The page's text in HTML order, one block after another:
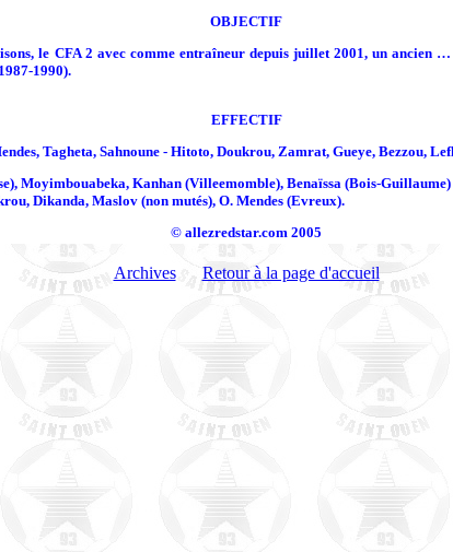
OBJECTIF
le CFA 2 avec comme entraîneur depuis juillet 2001, un ancien
1990).
EFFECTIF
Tagheta, Sahnoune - Hitoto, Doukrou, Zamrat, Gueye, Bezzou,
Moyimbouabeka, Kanhan (Villeemomble), Benaïssa (Bois-Guillaume)
Dikanda, Maslov (non mutés), O. Mendes (Evreux).
© allezredstar.com 2005
Archives Retour à la page d'accueil